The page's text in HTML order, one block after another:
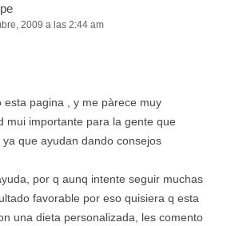
2009 a las 2:44 am
esta pagina , y me pàrece muy
mui importante para la gente que
que ayudan dando consejos
por q aunq intente seguir muchas
favorable por eso quisiera q esta
una dieta personalizada, les comento